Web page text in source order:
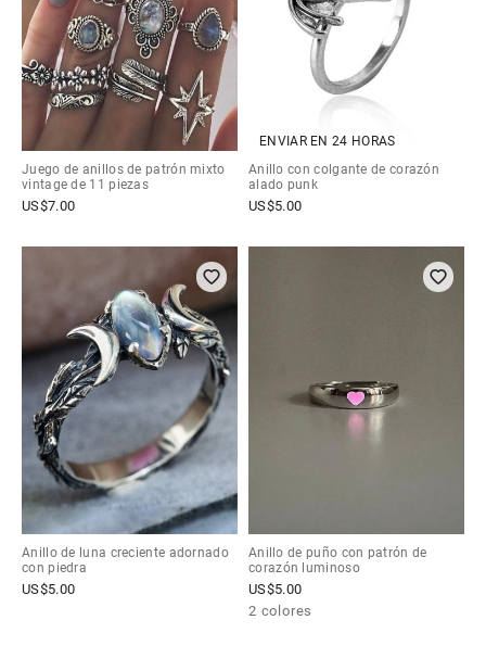
Juego de anillos de patrón mixto
vintage de 11 piezas
US$7.00
ENVIAR EN 24 HORAS
Anillo con colgante de corazón
alado punk
US$5.00
Anillo de luna creciente adornado
con piedra
US$5.00
Anillo de puño con patrón de
corazón luminoso
US$5.00
2 colores